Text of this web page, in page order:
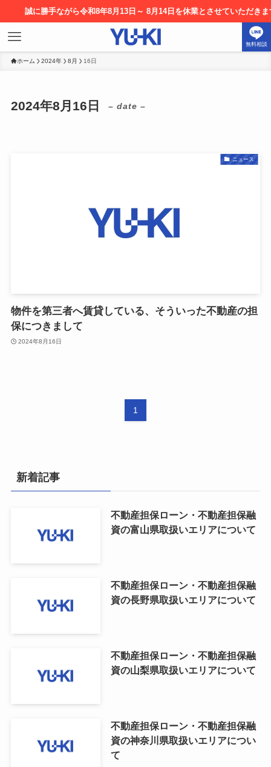
勝手ながら令和8年8月13日～ 8月14日を休業とさせていただきます。お
無料相談
ホーム 2024年 8月 16日
2024年8月16日 – date –
ニュース
物件を第三者へ賃貸している、そういった不動産の担
保につきまして
2024年8月16日
1
新着記事
不動産担保ローン・不動産担保融
資の富山県取扱いエリアについて
不動産担保ローン・不動産担保融
資の長野県取扱いエリアについて
不動産担保ローン・不動産担保融
資の山梨県取扱いエリアについて
不動産担保ローン・不動産担保融
資の神奈川県取扱いエリアについ
て